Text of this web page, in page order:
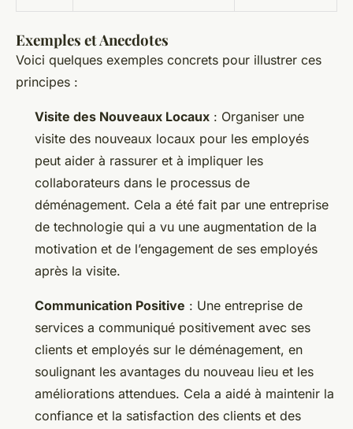
Exemples et Anecdotes
Voici quelques exemples concrets pour illustrer ces
principes :
Visite des Nouveaux Locaux : Organiser une
visite des nouveaux locaux pour les employés
peut aider à rassurer et à impliquer les
collaborateurs dans le processus de
déménagement. Cela a été fait par une entreprise
de technologie qui a vu une augmentation de la
motivation et de l’engagement de ses employés
après la visite.
Communication Positive : Une entreprise de
services a communiqué positivement avec ses
clients et employés sur le déménagement, en
soulignant les avantages du nouveau lieu et les
améliorations attendues. Cela a aidé à maintenir la
confiance et la satisfaction des clients et des